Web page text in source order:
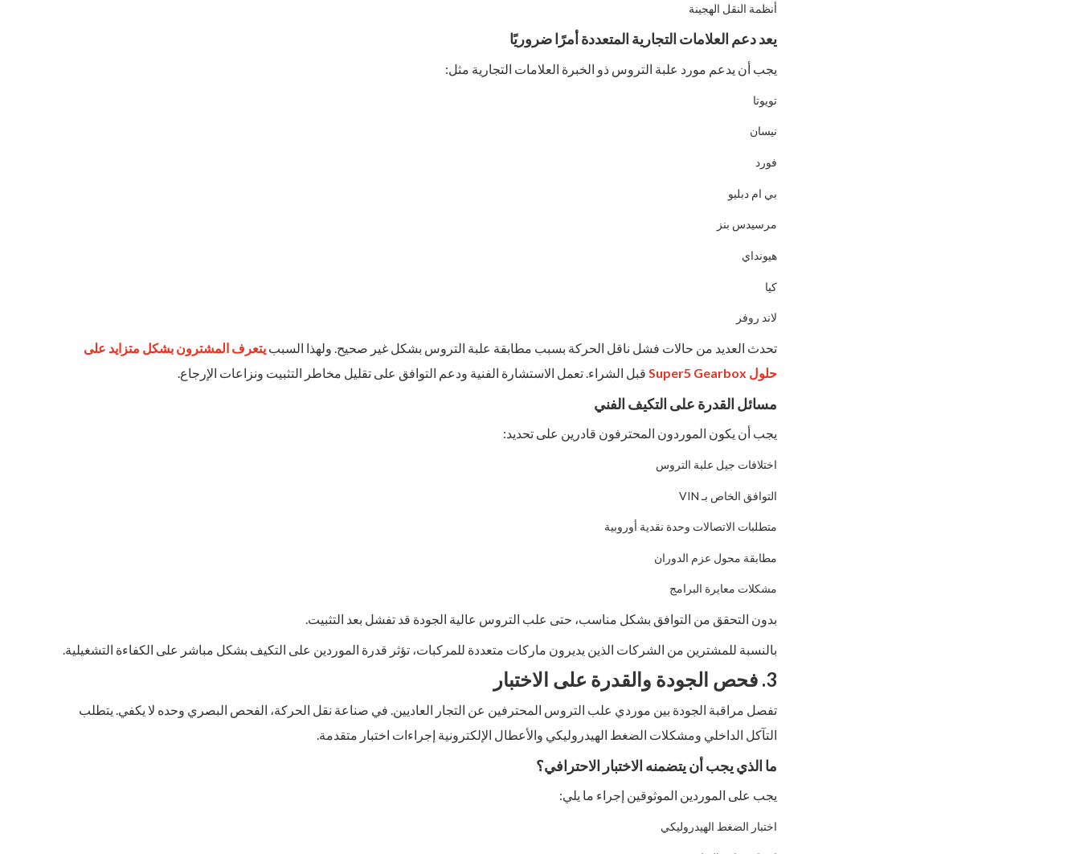
أنظمة النقل الهجينة
يعد دعم العلامات التجارية المتعددة أمرًا ضروريًا
يجب أن يدعم مورد علبة التروس ذو الخبرة العلامات التجارية مثل:
تويوتا
نيسان
فورد
بي ام دبليو
مرسيدس بنز
هيونداي
كيا
لاند روفر
تحدث العديد من حالات فشل ناقل الحركة بسبب مطابقة علبة التروس بشكل غير صحيح. ولهذا السبب يتعرف المشترون بشكل متزايد على
حلول Super5 Gearbox
قبل الشراء. تعمل الاستشارة الفنية ودعم التوافق على تقليل مخاطر التثبيت ونزاعات الإرجاع.
مسائل القدرة على التكيف الفني
يجب أن يكون الموردون المحترفون قادرين على تحديد:
اختلافات جيل علبة التروس
التوافق الخاص بـ VIN
متطلبات الاتصالات وحدة نقدية أوروبية
مطابقة محول عزم الدوران
مشكلات معايرة البرامج
بدون التحقق من التوافق بشكل مناسب، حتى علب التروس عالية الجودة قد تفشل بعد التثبيت.
بالنسبة للمشترين من الشركات الذين يديرون ماركات متعددة للمركبات، تؤثر قدرة الموردين على التكيف بشكل مباشر على الكفاءة التشغيلية.
3. فحص الجودة والقدرة على الاختبار
تفصل مراقبة الجودة بين موردي علب التروس المحترفين عن التجار العاديين. في صناعة نقل الحركة، الفحص البصري وحده لا يكفي. يتطلب
التآكل الداخلي ومشكلات الضغط الهيدروليكي والأعطال الإلكترونية إجراءات اختبار متقدمة.
ما الذي يجب أن يتضمنه الاختبار الاحترافي؟
يجب على الموردين الموثوقين إجراء ما يلي:
اختبار الضغط الهيدروليكي